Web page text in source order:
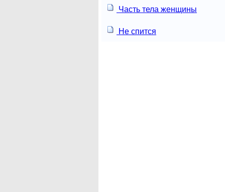
Часть тела женщины
Не спится